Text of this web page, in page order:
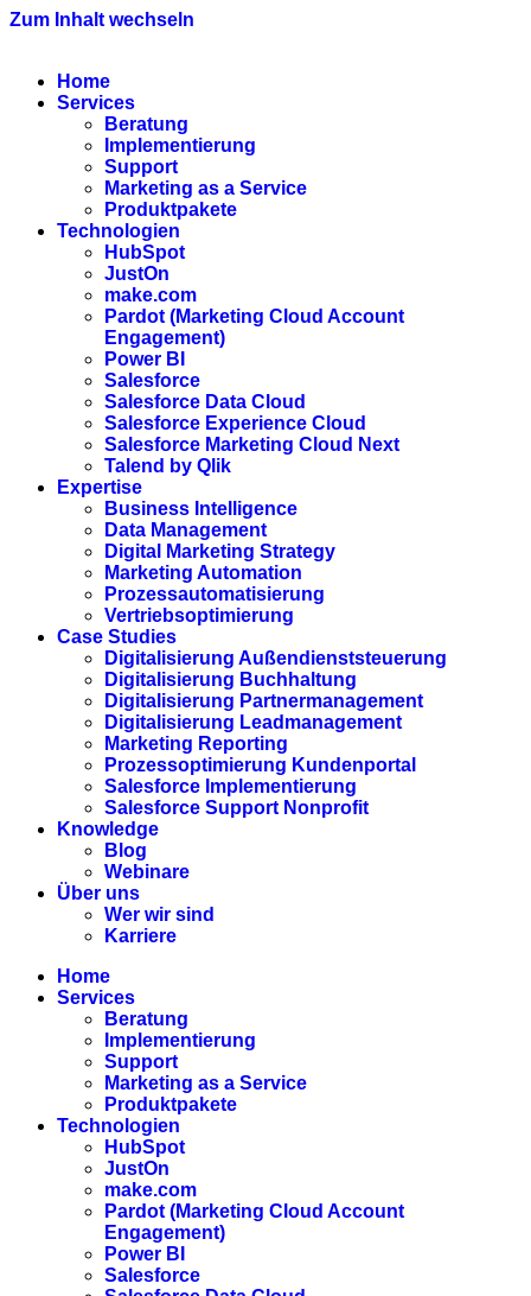
Zum Inhalt wechseln
Home
Services
Beratung
Implementierung
Support
Marketing as a Service
Produktpakete
Technologien
HubSpot
JustOn
make.com
Pardot (Marketing Cloud Account
Engagement)
Power BI
Salesforce
Salesforce Data Cloud
Salesforce Experience Cloud
Salesforce Marketing Cloud Next
Talend by Qlik
Expertise
Business Intelligence
Data Management
Digital Marketing Strategy
Marketing Automation
Prozessautomatisierung
Vertriebsoptimierung
Case Studies
Digitalisierung Außendienststeuerung
Digitalisierung Buchhaltung
Digitalisierung Partnermanagement
Digitalisierung Leadmanagement
Marketing Reporting
Prozessoptimierung Kundenportal
Salesforce Implementierung
Salesforce Support Nonprofit
Knowledge
Blog
Webinare
Über uns
Wer wir sind
Karriere
Home
Services
Beratung
Implementierung
Support
Marketing as a Service
Produktpakete
Technologien
HubSpot
JustOn
make.com
Pardot (Marketing Cloud Account
Engagement)
Power BI
Salesforce